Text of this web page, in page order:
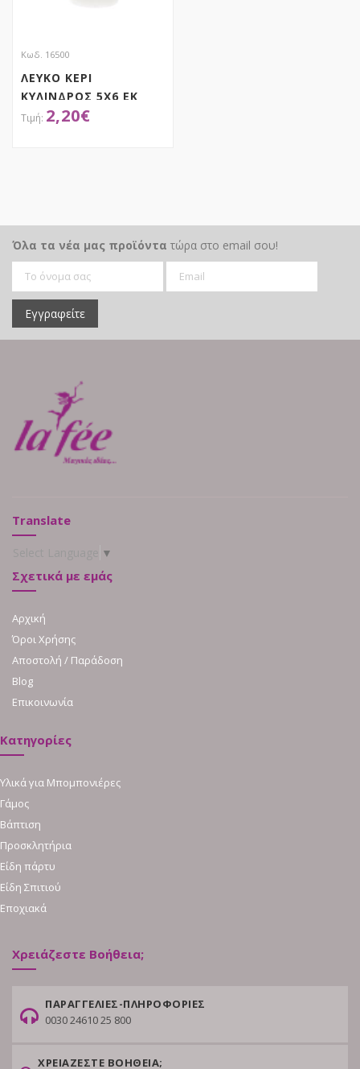
Κωδ. 16500
ΛΕΥΚΟ ΚΕΡΙ
ΚΥΛΙΝΔΡΟΣ 5Χ6 ΕΚ
2,20€
Όλα τα νέα μας προϊόντα τώρα στο email σου!
Εγγραφείτε
Translate
▼
Σχετικά με εμάς
Αρχική
Όροι Χρήσης
Αποστολή / Παράδοση
Blog
Επικοινωνία
Κατηγορίες
Υλικά για Μπομπονιέρες
Γάμος
Βάπτιση
Προσκλητήρια
Είδη πάρτυ
Είδη Σπιτιού
Εποχιακά
Χρειάζεστε Βοήθεια;
ΠΑΡΑΓΓΕΛΙΕΣ-ΠΛΗΡΟΦΟΡΙΕΣ
0030 24610 25 800
ΧΡΕΙΑΖΕΣΤΕ ΒΟΗΘΕΙΑ;